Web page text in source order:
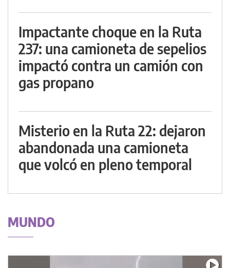
Impactante choque en la Ruta
237: una camioneta de sepelios
impactó contra un camión con
gas propano
Misterio en la Ruta 22: dejaron
abandonada una camioneta
que volcó en pleno temporal
MUNDO